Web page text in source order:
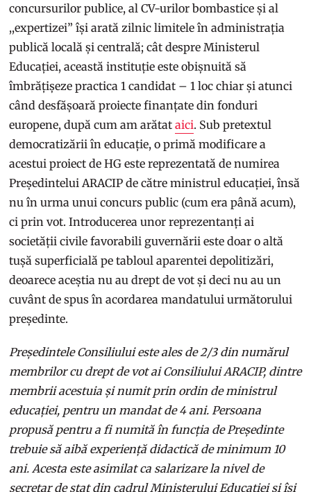
concursurilor publice, al CV-urilor bombastice și al
,,expertizei” își arată zilnic limitele în administrația
publică locală și centrală; cât despre Ministerul
Educației, această instituție este obișnuită să
îmbrățișeze practica 1 candidat – 1 loc chiar și atunci
când desfășoară proiecte finanțate din fonduri
europene, după cum am arătataici. Sub pretextul
democratizării în educație, o primă modificare a
acestui proiect de HG este reprezentată de numirea
Președintelui ARACIP de către ministrul educației, însă
nu în urma unui concurs public (cum era până acum),
ci prin vot. Introducerea unor reprezentanți ai
societății civile favorabili guvernării este doar o altă
tușă superficială pe tabloul aparentei depolitizări,
deoarece aceștia nu au drept de vot și deci nu au un
cuvânt de spus în acordarea mandatului următorului
președinte.
Președintele Consiliului este ales de 2/3 din numărul
membrilor cu drept de vot ai Consiliului ARACIP, dintre
membrii acestuia și numit prin ordin de ministrul
educației, pentru un mandat de 4 ani. Persoana
propusă pentru a fi numită în funcția de Președinte
trebuie să aibă experiență didactică de minimum 10
ani. Acesta este asimilat ca salarizare la nivel de
secretar de stat din cadrul Ministerului Educației și își